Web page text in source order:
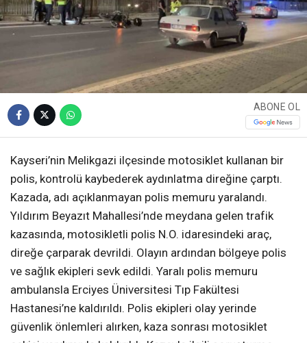
ABONE OL
Kayseri’nin Melikgazi ilçesinde motosiklet kullanan bir
polis, kontrolü kaybederek aydınlatma direğine çarptı.
Kazada, adı açıklanmayan polis memuru yaralandı.
Yıldırım Beyazıt Mahallesi’nde meydana gelen trafik
kazasında, motosikletli polis N.O. idaresindeki araç,
direğe çarparak devrildi. Olayın ardından bölgeye polis
ve sağlık ekipleri sevk edildi. Yaralı polis memuru
ambulansla Erciyes Üniversitesi Tıp Fakültesi
Hastanesi’ne kaldırıldı. Polis ekipleri olay yerinde
güvenlik önlemleri alırken, kaza sonrası motosiklet